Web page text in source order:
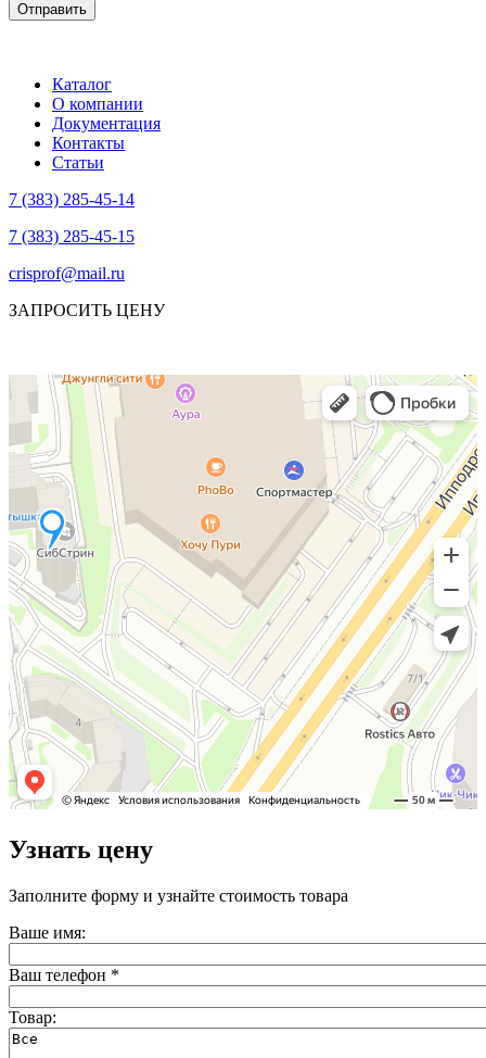
Каталог
О компании
Документация
Контакты
Статьи
7 (383) 285-45-14
7 (383) 285-45-15
crisprof@mail.ru
ЗАПРОСИТЬ ЦЕНУ
Узнать цену
Заполните форму и узнайте стоимость товара
Ваше имя:
Ваш телефон *
Товар: